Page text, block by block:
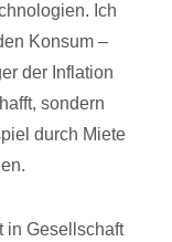
Ich
Konsum –
der Inflation
sondern
durch Miete
in Gesellschaft